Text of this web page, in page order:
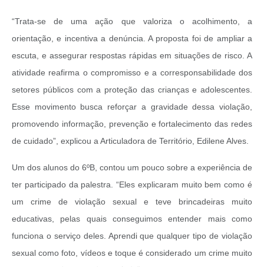
“Trata-se de uma ação que valoriza o acolhimento, a
orientação, e incentiva a denúncia. A proposta foi de ampliar a
escuta, e assegurar respostas rápidas em situações de risco. A
atividade reafirma o compromisso e a corresponsabilidade dos
setores públicos com a proteção das crianças e adolescentes.
Esse movimento busca reforçar a gravidade dessa violação,
promovendo informação, prevenção e fortalecimento das redes
de cuidado”, explicou a Articuladora de Território, Edilene Alves.
Um dos alunos do 6ºB, contou um pouco sobre a experiência de
ter participado da palestra. “Eles explicaram muito bem como é
um crime de violação sexual e teve brincadeiras muito
educativas, pelas quais conseguimos entender mais como
funciona o serviço deles. Aprendi que qualquer tipo de violação
sexual como foto, vídeos e toque é considerado um crime muito